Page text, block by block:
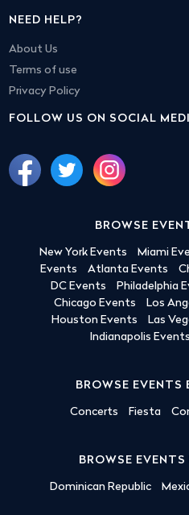
NEED HELP?
About Us
Terms of use
Privacy Policy
FOLLOW US ON SOCIAL
BROWSE
New York Events Miami
Events
Atlanta Events
DC Events
Philadelphia
Chicago Events
Los
Houston Events
Las
Indianapolis Events
BROWSE EVENTS
Concerts Fiesta
BROWSE
Dominican Republic